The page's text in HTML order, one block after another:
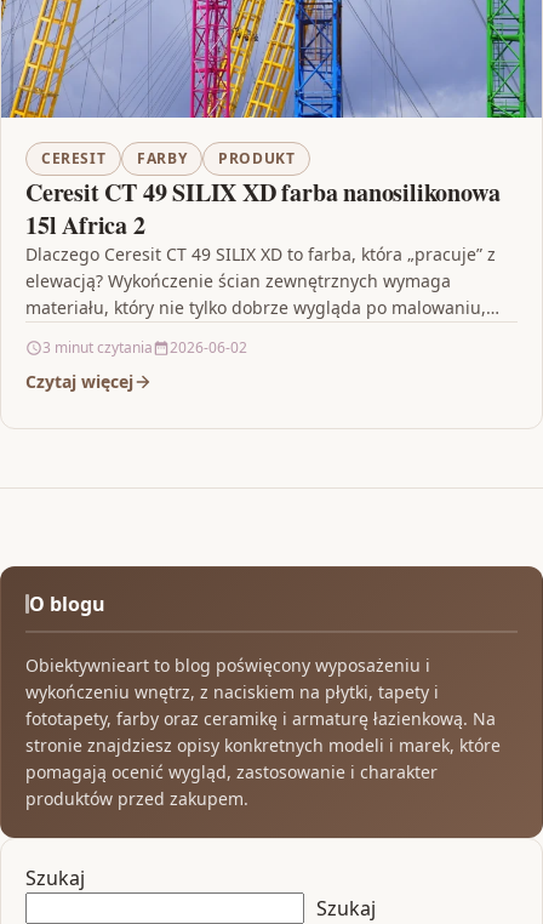
CERESIT FARBY PRODUKT
Ceresit CT 49 SILIX XD farba nanosilikonowa
15l Africa 2
Dlaczego Ceresit CT 49 SILIX XD to farba, która „pracuje” z
elewacją? Wykończenie ścian zewnętrznych wymaga
materiału, który nie tylko dobrze wygląda po malowaniu,…
3 minut czytania 2026-06-02
Czytaj więcej
O blogu
Obiektywnieart to blog poświęcony wyposażeniu i
wykończeniu wnętrz, z naciskiem na płytki, tapety i
fototapety, farby oraz ceramikę i armaturę łazienkową. Na
stronie znajdziesz opisy konkretnych modeli i marek, które
pomagają ocenić wygląd, zastosowanie i charakter
produktów przed zakupem.
Szukaj
Szukaj